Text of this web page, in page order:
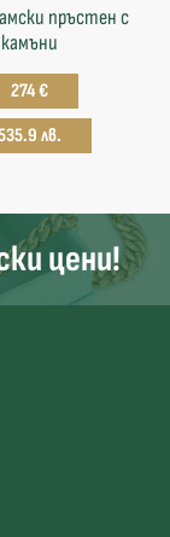
пръстен с
камъни
274 €
лв.
цени!